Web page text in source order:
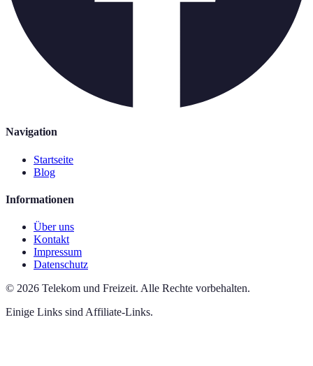
Navigation
Startseite
Blog
Informationen
Über uns
Kontakt
Impressum
Datenschutz
© 2026 Telekom und Freizeit. Alle Rechte vorbehalten.
Einige Links sind Affiliate-Links.